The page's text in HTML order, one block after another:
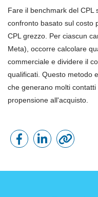
Fare il benchmark del CPL
confronto basato sul costo
CPL grezzo. Per ciascun
Meta), occorre calcolare
commerciale e dividere il
qualificati. Questo metodo
che generano molti
propensione all'acquisto.